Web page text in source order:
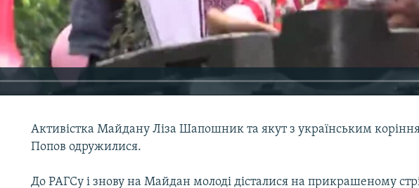
Активістка Майдану Ліза Шапошник та якут з українським
Попов одружилися.
До РАГСу і знову на Майдан молоді дісталися на прикрашеному